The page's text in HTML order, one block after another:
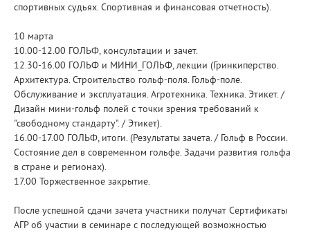
спортивных судьях. Спортивная и финансовая отчетность).
10 марта
10.00-12.00 ГОЛЬФ, консультации и зачет.
12.30-16.00 ГОЛЬФ и МИНИ_ГОЛЬФ, лекции (Гринкиперство.
Архитектура. Строительство гольф-поля. Гольф-поле.
Обслуживание и эксплуатация. Агротехника. Техника. Этикет. /
Дизайн мини-гольф полей с точки зрения требований к
"свободному стандарту". / Этикет).
16.00-17.00 ГОЛЬФ, итоги. (Результаты зачета. / Гольф в России.
Состояние дел в современном гольфе. Задачи развития гольфа
в стране и регионах).
17.00 Торжественное закрытие.
После успешной сдачи зачета участники получат Сертификаты
АГР об участии в семинаре с последующей возможностью